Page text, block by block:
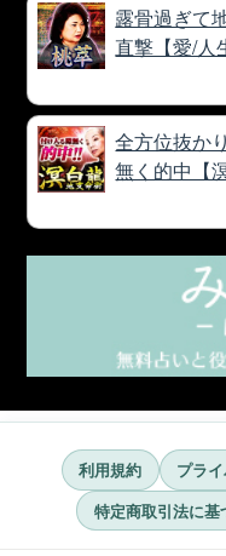
露骨過ぎて
直撃【愛/人
全方位抜か
無く的中【
利用規約 プラ
特定商取引法に基